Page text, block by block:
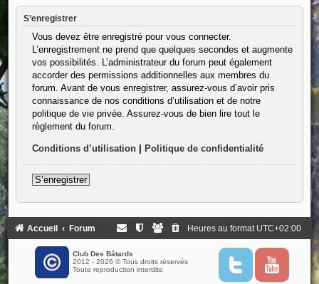
S’enregistrer
Vous devez être enregistré pour vous connecter.
L’enregistrement ne prend que quelques secondes et augmente
vos possibilités. L’administrateur du forum peut également
accorder des permissions additionnelles aux membres du
forum. Avant de vous enregistrer, assurez-vous d’avoir pris
connaissance de nos conditions d’utilisation et de notre
politique de vie privée. Assurez-vous de bien lire tout le
règlement du forum.
Conditions d’utilisation| Politique de confidentialité
S’enregistrer
Accueil Forum Heures au format UTC+02:00
Club Des Bâtards
2012 - 2026 © Tous droits réservés
Toute reproduction interdite
T
Y